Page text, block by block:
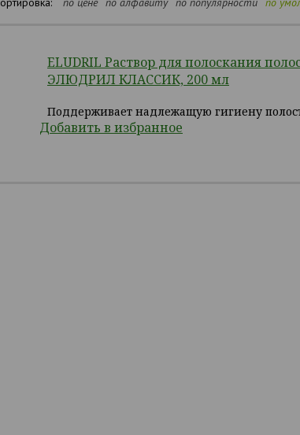
ELUDRIL Раствор для полоскания
ЭЛЮДРИЛ КЛАССИК, 200 мл
Поддерживает надлежащую гигиену
Добавить в избранное